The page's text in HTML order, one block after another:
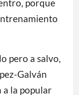
a
ha
Y, oye, eso
porque